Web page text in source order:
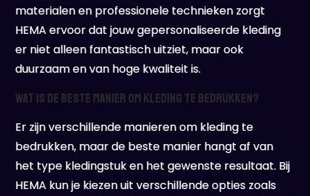
materialen en professionele technieken zorgt
HEMA ervoor dat jouw gepersonaliseerde kleding
er niet alleen fantastisch uitziet, maar ook
duurzaam en van hoge kwaliteit is.
Wat is de beste manier om kleding te bedrukken?
Er zijn verschillende manieren om kleding te
bedrukken, maar de beste manier hangt af van
het type kledingstuk en het gewenste resultaat. Bij
HEMA kun je kiezen uit verschillende opties zoals